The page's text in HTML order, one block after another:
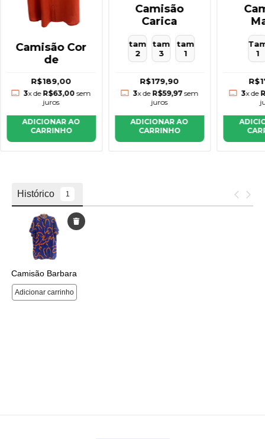
Camisão Cor
de
R$189,00
3x de R$63,00 sem
juros
ADICIONAR AO
CARRINHO
Camisão
Carica
tam
2
tam
3
tam
1
R$179,90
3x de R$59,97sem
juros
ADICIONAR AO
CARRINHO
1
3x de